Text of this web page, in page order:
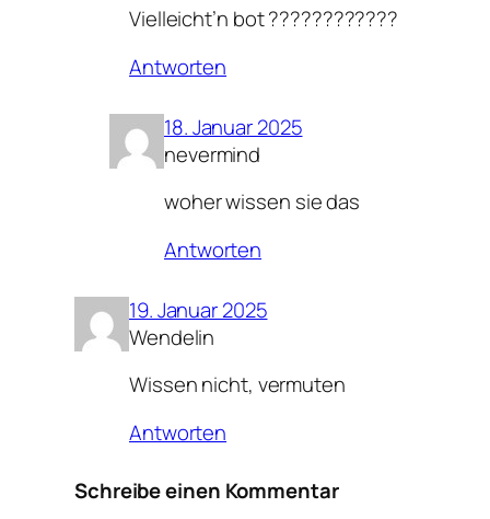
Vielleicht’n bot ????????????
Antworten
18. Januar 2025
nevermind
woher wissen sie das
Antworten
19. Januar 2025
Wendelin
Wissen nicht, vermuten
Antworten
Schreibe einen Kommentar